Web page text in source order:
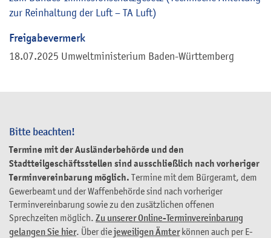
Bitte beachten!
Termine mit der Ausländerbehörde und den
Stadtteilgeschäftsstellen sind ausschließlich nach vorheriger
Terminvereinbarung möglich. Termine mit dem Bürgeramt, dem
Gewerbeamt und der Waffenbehörde sind nach vorheriger
Terminvereinbarung sowie zu den zusätzlichen offenen
Sprechzeiten möglich. Zu unserer Online-Terminvereinbarung
gelangen Sie hier. Über diejeweiligen Ämterkönnen auch per E-
zur Reinhaltung der Luft – TA Luft)
Freigabevermerk
18.07.2025 Umweltministerium Baden-Württemberg